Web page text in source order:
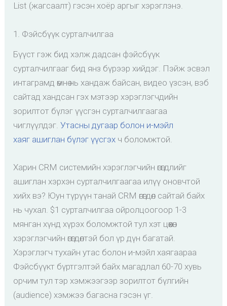
List (жагсаалт) гэсэн хоёр аргыг хэрэглэнэ.
1. Фэйсбүүк сурталчилгаа
Бүүст гэж бид хэлж дадсан фэйсбүүк
сурталчилгааг бид янз бүрээр хийдэг. Пэйж эсвэл
интаграмд өмнө нь хандаж байсан, видео үзсэн, вэб
сайтад хандсан гэх мэтээр хэрэглэгчдийн
зорилтот бүлэг үүсгэн сурталчилгаагаа
чиглүүлдэг.Утасны дугаар болон и-мэйл
хаяг ашиглан бүлэг үүсгэх ч боломжтой.
Харин CRM системийн хэрэглэгчийн өгөгдлийг
ашиглан хэрхэн сурталчилгаагаа илүү оновчтой
хийх вэ? Юун түрүүн танай CRM өгөгдөл сайтай байх
нь чухал. $1 сурталчилгаа ойролцоогоор 1-3
мянган хүнд хүрэх боломжтой тул хэт цөөхөн
хэрэглэгчийн өгөгдөлтэй бол үр дүн багатай.
Хэрэглэгч тухайн утас болон и-мэйл хаягаараа
Фэйсбүүкт бүртгэлтэй байх магадлал 60-70 хувь
орчим тул тэр хэмжээгээр зорилтот бүлгийн
(audience) хэмжээ багасна гэсэн үг.